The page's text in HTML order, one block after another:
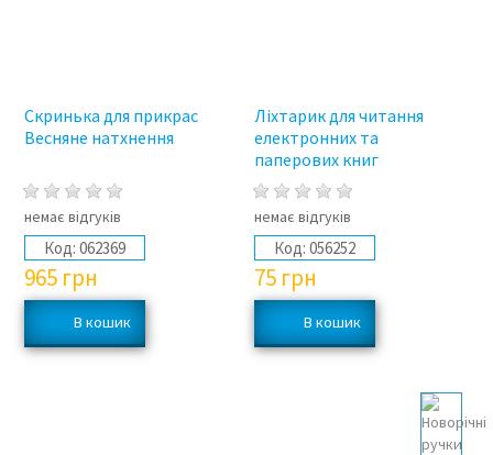
Скринька для прикрас
Весняне натхнення
немає відгуків
Код: 062369
965 грн
Ліхтарик для читання
електронних та
паперових книг
немає відгуків
Код: 056252
75 грн